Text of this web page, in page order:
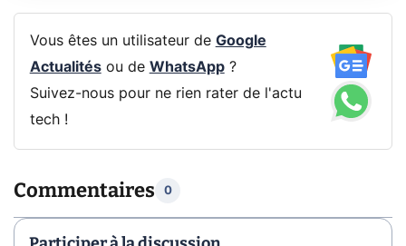
Vous êtes un utilisateur de Google
Actualitésou de WhatsApp?
Suivez-nous pour ne rien rater de l'actu
tech !
Commentaires 0